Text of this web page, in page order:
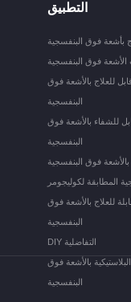
التطبيق
بأشعة فوق البنفسجية
الأشعة فوق البنفسجية
للعلاج بالأشعة فوق
البنفسجية
للشفاء بالأشعة فوق
البنفسجية
فوق البنفسجية
المطابقة لكوليجومر
للعلاج بالأشعة فوق
البنفسجية
DIY التفاضلية
بالأشعة فوق
البنفسجية